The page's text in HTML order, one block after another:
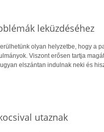
leküzdéséhez
olyan helyzetbe, hogy a
Viszont erősen tartja
elszántan indulnak neki és
utaznak